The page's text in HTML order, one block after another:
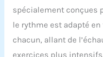
spécialement conçues
le rythme est adapté
chacun, allant de
exercices plus